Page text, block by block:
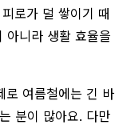
로가 덜 쌓이기 때
아니라 생활 효율을
로 여름철에는 긴 바
분이 많아요. 다만